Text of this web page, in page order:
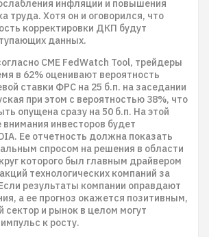
инфляции и повышения
труда. Хотя он и оговорился, что
корректировки ДКП будут
данных.
CME FedWatch Tool, трейдеры
в 62% оценивают вероятность
ставки ФРС на 25 б.п. на заседании
при этом с вероятностью 38%, что
опущена сразу на 50 б.п. На этой
инвесторов будет
Ее отчетность должна показать
спросом на решения в области
которого был главным драйвером
технологических компаний за
результаты компании оправдают
а ее прогноз окажется позитивным,
сектор и рынок в целом могут
к росту.